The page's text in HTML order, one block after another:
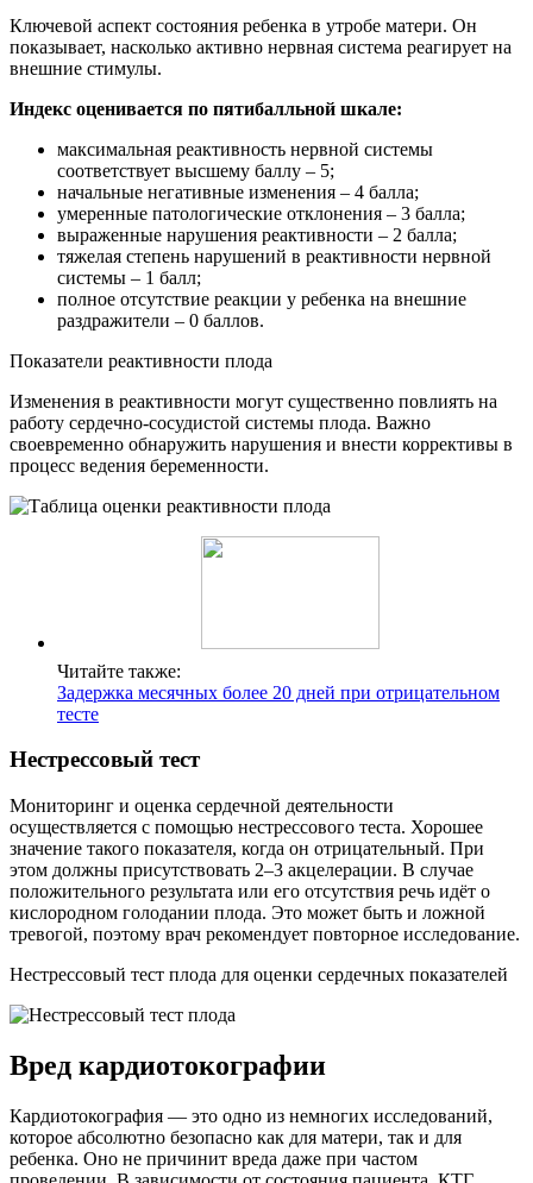
Ключевой аспект состояния ребенка в утробе матери. Он
показывает, насколько активно нервная система реагирует на
внешние стимулы.
Индекс оценивается по пятибалльной шкале:
максимальная реактивность нервной системы
соответствует высшему баллу – 5;
начальные негативные изменения – 4 балла;
умеренные патологические отклонения – 3 балла;
выраженные нарушения реактивности – 2 балла;
тяжелая степень нарушений в реактивности нервной
системы – 1 балл;
полное отсутствие реакции у ребенка на внешние
раздражители – 0 баллов.
Показатели реактивности плода
Изменения в реактивности могут существенно повлиять на
работу сердечно-сосудистой системы плода. Важно
своевременно обнаружить нарушения и внести коррективы в
процесс ведения беременности.
Читайте также:
Задержка месячных более 20 дней при отрицательном
тесте
Нестрессовый тест
Мониторинг и оценка сердечной деятельности
осуществляется с помощью нестрессового теста. Хорошее
значение такого показателя, когда он отрицательный. При
этом должны присутствовать 2–3 акцелерации. В случае
положительного результата или его отсутствия речь идёт о
кислородном голодании плода. Это может быть и ложной
тревогой, поэтому врач рекомендует повторное исследование.
Нестрессовый тест плода для оценки сердечных показателей
Вред кардиотокографии
Кардиотокография — это одно из немногих исследований,
которое абсолютно безопасно как для матери, так и для
ребенка. Оно не причинит вреда даже при частом